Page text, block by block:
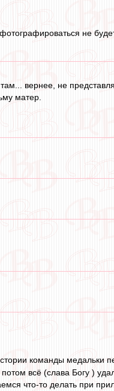
не
вернее, не
матер.
команды медальки
всё (слава Богу )
что-то делать при